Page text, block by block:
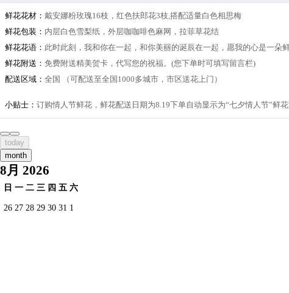
鲜花花材： 戴安娜粉玫瑰16枝，红色扶郎花3枝,搭配适量白色相思梅
鲜花包装： 内层白色雪梨纸，外层咖咖啡色麻网，拉菲草花结
鲜花花语： 此时此刻，我和你在一起，和你美丽的诞辰在一起，愿我的心是一朵
鲜花附送： 免费附送精美贺卡，代写您的祝福。(您下单时可填写留言栏)
配送区域： 全国 （可配送至全国1000多城市，市区送花上门）
小贴士： 订购情人节鲜花，鲜花配送日期为8.19下单自动显示为“七夕情人节”鲜
today
month
8月 2026
日 一 二 三 四 五 六
26 27 28 29 30 31 1